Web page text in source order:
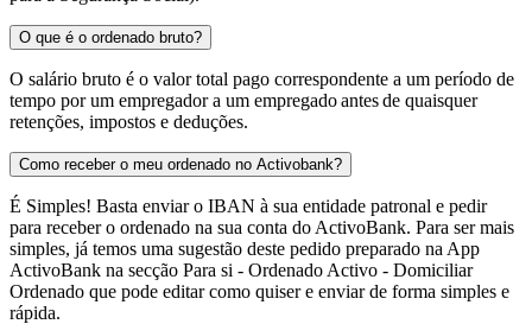
O que é o ordenado bruto?
O salário bruto é o valor total pago correspondente a um período de
tempo por um empregador a um empregado antes de quaisquer
retenções, impostos e deduções.
Como receber o meu ordenado no Activobank?
É Simples! Basta enviar o IBAN à sua entidade patronal e pedir
para receber o ordenado na sua conta do ActivoBank. Para ser mais
simples, já temos uma sugestão deste pedido preparado na App
ActivoBank na secção Para si - Ordenado Activo - Domiciliar
Ordenado que pode editar como quiser e enviar de forma simples e
rápida.